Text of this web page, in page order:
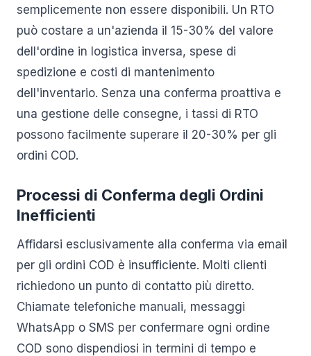
semplicemente non essere disponibili. Un RTO
può costare a un'azienda il 15-30% del valore
dell'ordine in logistica inversa, spese di
spedizione e costi di mantenimento
dell'inventario. Senza una conferma proattiva e
una gestione delle consegne, i tassi di RTO
possono facilmente superare il 20-30% per gli
ordini COD.
Processi di Conferma degli Ordini
Inefficienti
Affidarsi esclusivamente alla conferma via email
per gli ordini COD è insufficiente. Molti clienti
richiedono un punto di contatto più diretto.
Chiamate telefoniche manuali, messaggi
WhatsApp o SMS per confermare ogni ordine
COD sono dispendiosi in termini di tempo e